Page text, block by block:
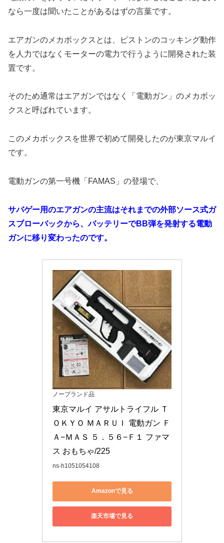
なら一度は聞いたことがあるはずの言葉です。
エアガンのメカボックスとは、ピストンのコッキング動作
を人力ではなくモーターの電力で行うように開発された装
置です。
そのため通常はエアガンではなく「電動ガン」のメカボッ
クスと呼ばれています。
このメカボックスを世界で初めて開発したのが東京マルイ
です。
電動ガンの第一号機「FAMAS」の登場で、
サバゲー用のエアガンの主流はそれまでの外部ソース式ガ
スブローバックから、バッテリーでBB弾を発射する電動
ガンに移り変わったのです。
ノーブランド品
東京マルイ アサルトライフル Ｔ
ＯＫＹＯ ＭＡＲＵＩ 電動ガン Ｆ
Ａ−ＭＡＳ ５．５６−Ｆ１ ファマ
ス おもちゃ/225
ns-h1051054108
Amazonで見る
楽天市場で見る